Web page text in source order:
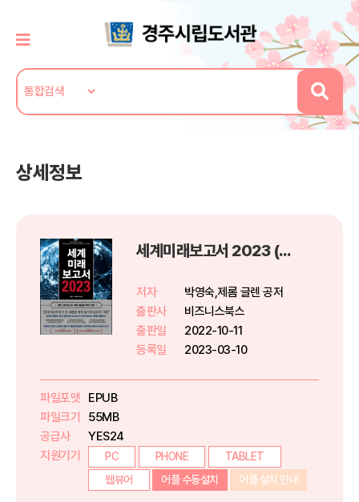
상세정보
세계미래보고서 2023 (메가 크라이시스 이후 새로운 부의 기회)
저자
박영숙,제롬 글렌 공저
출판사
비즈니스북스
출판일
2022-10-11
등록일
2023-03-10
파일포맷
EPUB
파일크기
55MB
공급사
YES24
지원기기
PC PHONE
TABLET
웹뷰어
어플 수동설치 어플 설치 안내